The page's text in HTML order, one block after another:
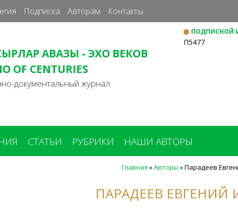
к
основному
Подписка Авторам Контакты
АВАЗЫ - ЭХО ВЕКОВ
OF CENTURIES
документальный журнал
ПОДПИСНОЙ
П5477
СТАТЬИ РУБРИКИ НАШИ АВТОРЫ
Главная »Авторы »Парадеев
ПАРАДЕЕВ ЕВГЕНИЙ